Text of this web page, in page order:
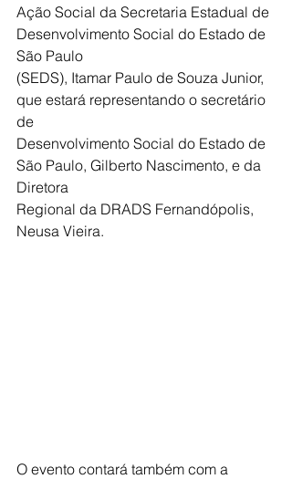
Ação Social da Secretaria Estadual de
Desenvolvimento Social do Estado de
São Paulo
(SEDS), Itamar Paulo de Souza Junior,
que estará representando o secretário
de
Desenvolvimento Social do Estado de
São Paulo, Gilberto Nascimento, e da
Diretora
Regional da DRADS Fernandópolis,
Neusa Vieira.
O evento contará também com a